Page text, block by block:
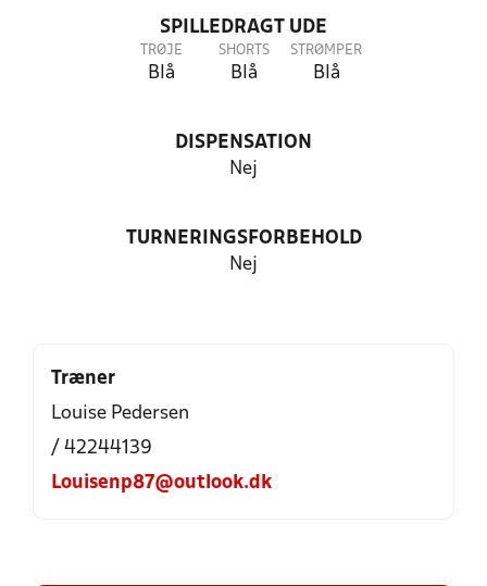
SPILLEDRAGT UDE
TRØJE
Blå
SHORTS
Blå
STRØMPER
Blå
DISPENSATION
Nej
TURNERINGSFORBEHOLD
Nej
Træner
Louise Pedersen
/ 42244139
Louisenp87@outlook.dk